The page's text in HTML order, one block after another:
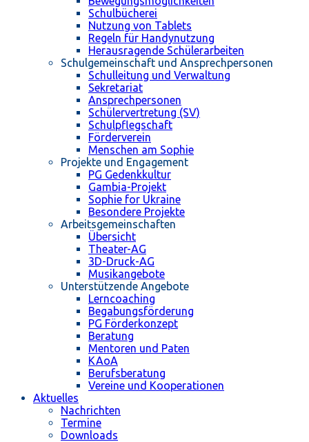
Schulbücherei
Nutzung von Tablets
Regeln für Handynutzung
Herausragende Schülerarbeiten
Schulgemeinschaft und Ansprechpersonen
Schulleitung und Verwaltung
Sekretariat
Ansprechpersonen
Schülervertretung (SV)
Schulpflegschaft
Förderverein
Menschen am Sophie
Projekte und Engagement
PG Gedenkkultur
Gambia-Projekt
Sophie for Ukraine
Besondere Projekte
Arbeitsgemeinschaften
Übersicht
Theater-AG
3D-Druck-AG
Musikangebote
Unterstützende Angebote
Lerncoaching
Begabungsförderung
PG Förderkonzept
Beratung
Mentoren und Paten
KAoA
Berufsberatung
Vereine und Kooperationen
Aktuelles
Nachrichten
Termine
Downloads